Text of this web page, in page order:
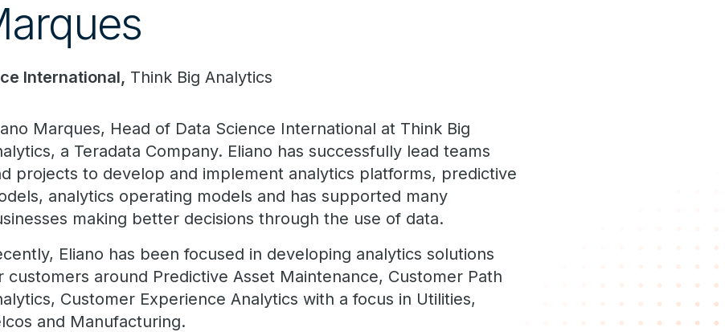
International, Think Big Analytics
Marques, Head of Data Science International at Think Big
a Teradata Company. Eliano has successfully lead teams
projects to develop and implement analytics platforms, predictive
analytics operating models and has supported many
making better decisions through the use of data.
Eliano has been focused in developing analytics solutions
customers around Predictive Asset Maintenance, Customer Path
Customer Experience Analytics with a focus in Utilities,
and Manufacturing.